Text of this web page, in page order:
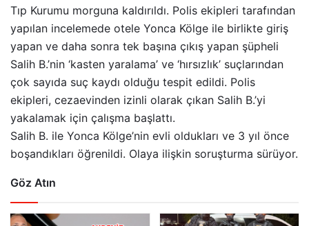
Tıp Kurumu morguna kaldırıldı. Polis ekipleri tarafından
yapılan incelemede otele Yonca Kölge ile birlikte giriş
yapan ve daha sonra tek başına çıkış yapan şüpheli
Salih B.’nin ‘kasten yaralama’ ve ‘hırsızlık’ suçlarından
çok sayıda suç kaydı olduğu tespit edildi. Polis
ekipleri, cezaevinden izinli olarak çıkan Salih B.’yi
yakalamak için çalışma başlattı.
Salih B. ile Yonca Kölge’nin evli oldukları ve 3 yıl önce
boşandıkları öğrenildi. Olaya ilişkin soruşturma sürüyor.
Göz Atın